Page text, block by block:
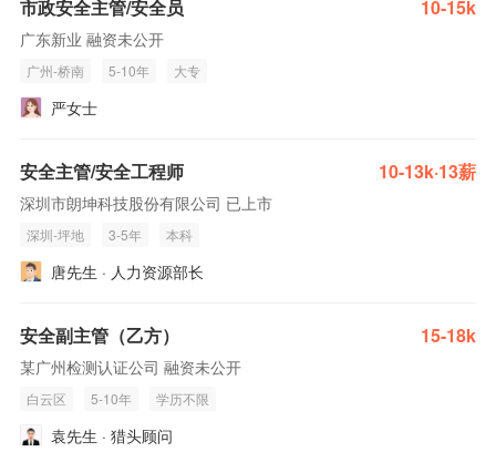
市政安全主管/安全员 10-15k
广东新业 融资未公开
广州-桥南 5-10年 大专
严女士
安全主管/安全工程师 10-13k·13薪
深圳市朗坤科技股份有限公司 已上市
深圳-坪地 3-5年 本科
唐先生 · 人力资源部长
安全副主管（乙方） 15-18k
某广州检测认证公司 融资未公开
白云区 5-10年 学历不限
袁先生 · 猎头顾问